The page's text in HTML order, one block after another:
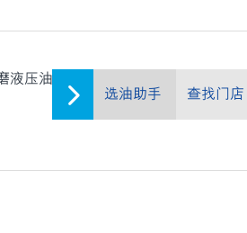
选油助手 查找门店
压油，用于温和操作条件和需要抗磨